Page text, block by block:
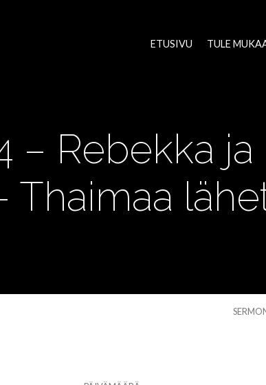
ETUSIVU TULE
– Rebekka ja
Thaimaa